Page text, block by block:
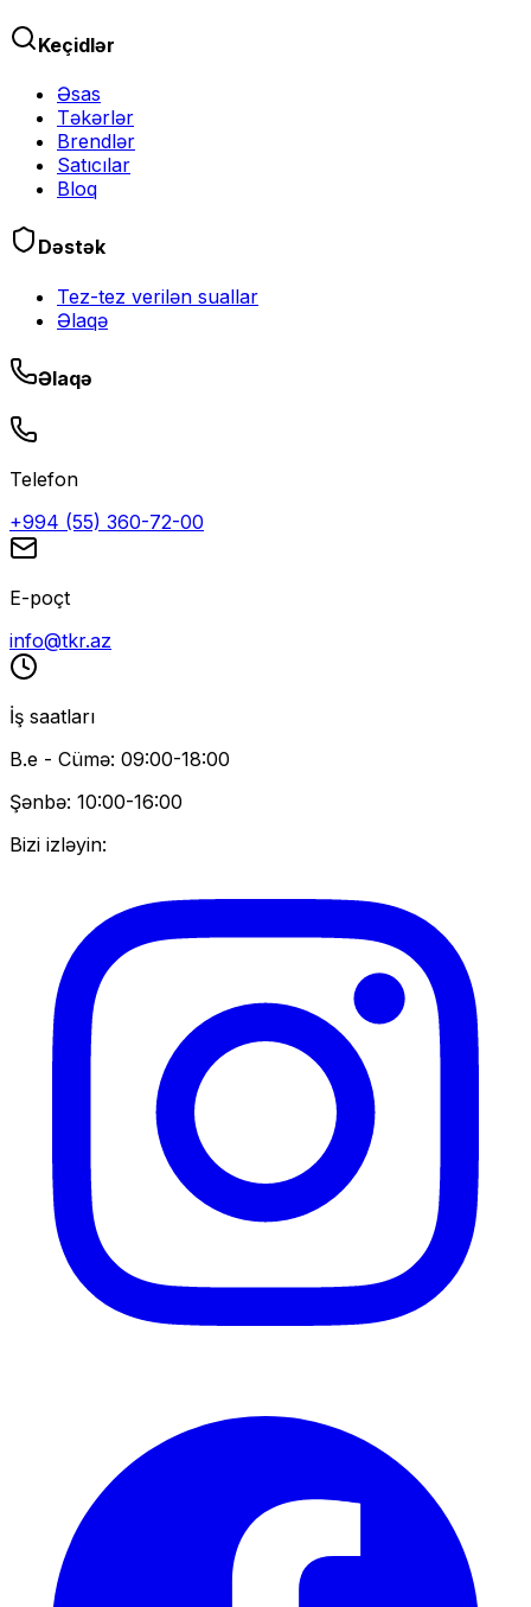
Keçidlər
Əsas
Təkərlər
Brendlər
Satıcılar
Bloq
Dəstək
Tez-tez verilən suallar
Əlaqə
Əlaqə
Telefon
+994 (55) 360-72-00
E-poçt
info@tkr.az
İş saatları
B.e - Cümə: 09:00-18:00
Şənbə: 10:00-16:00
Bizi izləyin: